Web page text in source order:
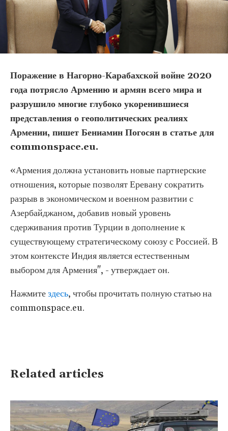
Поражение в Нагорно-Карабахской войне 2020
года потрясло Армению и армян всего мира и
разрушило многие глубоко укоренившиеся
представления о геополитических реалиях
Армении, пишет Бениамин Погосян в статье для
commonspace.eu.
«Армения должна установить новые партнерские
отношения, которые позволят Еревану сократить
разрыв в экономическом и военном развитии с
Азербайджаном, добавив новый уровень
сдерживания против Турции в дополнение к
существующему стратегическому союзу с Россией. В
этом контексте Индия является естественным
выбором для Армения", - утверждает он.
Нажмитездесь, чтобы прочитать полную статью на
commonspace.eu.
Related articles